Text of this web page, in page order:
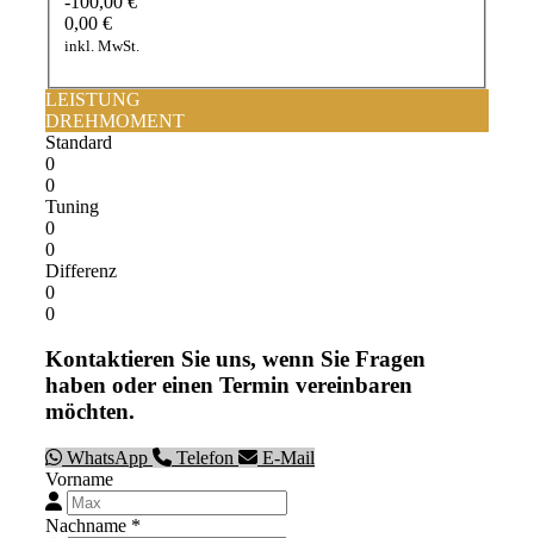
0,00 €
inkl. MwSt.
LEISTUNG
DREHMOMENT
Standard
0
0
Tuning
0
0
Differenz
0
0
Kontaktieren Sie uns, wenn Sie Fragen
haben oder einen Termin vereinbaren
möchten.
WhatsApp Telefon
E-Mail
Vorname
Nachname *